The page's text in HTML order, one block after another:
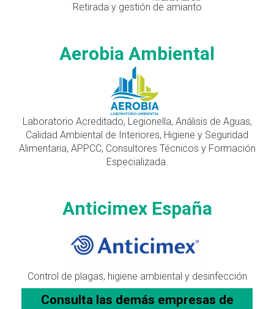
Retirada y gestión de amianto
Aerobia Ambiental
Laboratorio Acreditado, Legionella, Análisis de Aguas,
Calidad Ambiental de Interiores, Higiene y Seguridad
Alimentaria, APPCC, Consultores Técnicos y Formación
Especializada.
Anticimex España
Control de plagas, higiene ambiental y desinfección
Consulta las demás empresas de